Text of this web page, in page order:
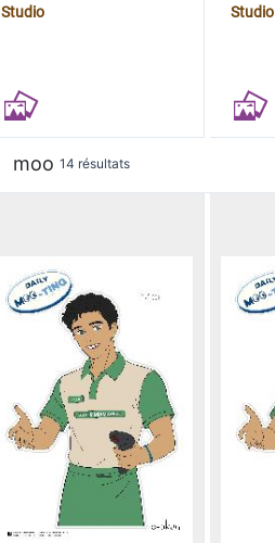
Studio
Studio
moo 14 résultats